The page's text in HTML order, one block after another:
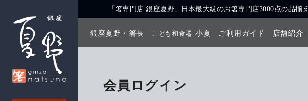
「箸専門店 銀座夏野」日本最大級のお箸専門店3000点の品揃え
銀座夏野・箸長 こども和食器 小夏 ご利用ガイド 店舗紹介
会員ログイン